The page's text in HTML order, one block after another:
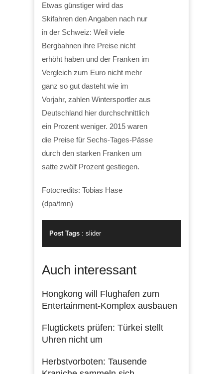
Etwas günstiger wird das
Skifahren den Angaben nach nur
in der Schweiz: Weil viele
Bergbahnen ihre Preise nicht
erhöht haben und der Franken im
Vergleich zum Euro nicht mehr
ganz so gut dasteht wie im
Vorjahr, zahlen Wintersportler aus
Deutschland hier durchschnittlich
ein Prozent weniger. 2015 waren
die Preise für Sechs-Tages-Pässe
durch den starken Franken um
satte zwölf Prozent gestiegen.
Fotocredits: Tobias Hase
(dpa/tmn)
Post Tags : slider
Auch interessant
Hongkong will Flughafen zum
Entertainment-Komplex ausbauen
Flugtickets prüfen: Türkei stellt
Uhren nicht um
Herbstvorboten: Tausende